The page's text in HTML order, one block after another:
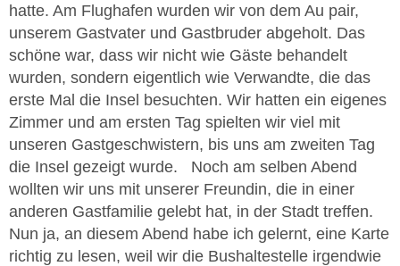
hatte. Am Flughafen wurden wir von dem Au pair,
unserem Gastvater und Gastbruder abgeholt. Das
schöne war, dass wir nicht wie Gäste behandelt
wurden, sondern eigentlich wie Verwandte, die das
erste Mal die Insel besuchten. Wir hatten ein eigenes
Zimmer und am ersten Tag spielten wir viel mit
unseren Gastgeschwistern, bis uns am zweiten Tag
die Insel gezeigt wurde. Noch am selben Abend
wollten wir uns mit unserer Freundin, die in einer
anderen Gastfamilie gelebt hat, in der Stadt treffen.
Nun ja, an diesem Abend habe ich gelernt, eine Karte
richtig zu lesen, weil wir die Bushaltestelle irgendwie